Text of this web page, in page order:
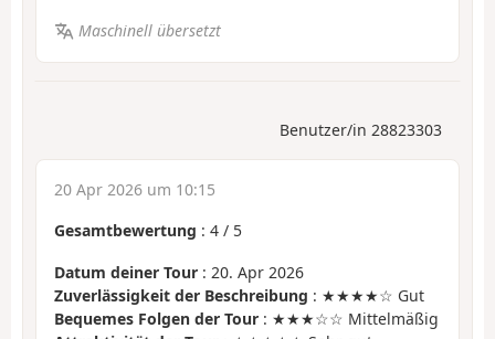
Maschinell übersetzt
Benutzer/in 28823303
20 Apr 2026 um 10:15
Gesamtbewertung : 4 / 5
Datum deiner Tour : 20. Apr 2026
Zuverlässigkeit der Beschreibung : ★★★★☆ Gut
Bequemes Folgen der Tour : ★★★☆☆ Mittelmäßig